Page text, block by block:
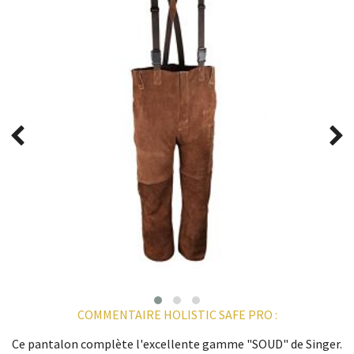
COMMENTAIRE HOLISTIC SAFE PRO :
Ce pantalon complète l'excellente gamme "SOUD" de Singer.